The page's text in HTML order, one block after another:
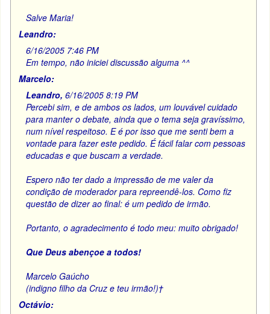
Salve Maria!
Leandro:
6/16/2005 7:46 PM
Em tempo, não iniciei discussão alguma ^^
Marcelo:
Leandro, 6/16/2005 8:19 PM
Percebi sim, e de ambos os lados, um louvável cuidado
para manter o debate, ainda que o tema seja gravíssimo,
num nível respeitoso. E é por isso que me senti bem a
vontade para fazer este pedido. É fácil falar com pessoas
educadas e que buscam a verdade.
Espero não ter dado a impressão de me valer da
condição de moderador para repreendê-los. Como fiz
questão de dizer ao final: é um pedido de irmão.
Portanto, o agradecimento é todo meu: muito obrigado!
Que Deus abençoe a todos!
Marcelo Gaúcho
(indigno filho da Cruz e teu irmão!)†
Octávio: